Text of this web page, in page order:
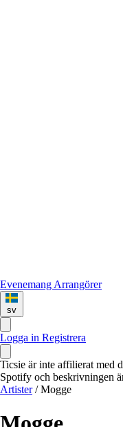
Evenemang Arrangörer
sv
Logga in Registrera
Ticsie är inte affilierat med
Spotify och beskrivningen
Artister / Mogge